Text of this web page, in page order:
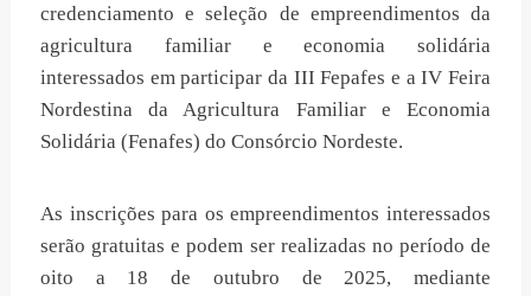
credenciamento e seleção de empreendimentos da
agricultura familiar e economia solidária
interessados em participar da III Fepafes e a IV Feira
Nordestina da Agricultura Familiar e Economia
Solidária (Fenafes) do Consórcio Nordeste.
As inscrições para os empreendimentos interessados
serão gratuitas e podem ser realizadas no período de
oito a 18 de outubro de 2025, mediante